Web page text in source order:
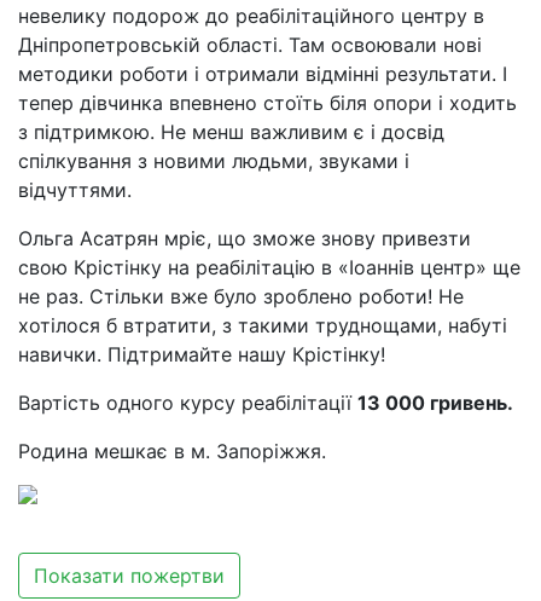
невелику подорож до реабілітаційного центру в
Дніпропетровській області. Там освоювали нові
методики роботи і отримали відмінні результати. І
тепер дівчинка впевнено стоїть біля опори і ходить
з підтримкою. Не менш важливим є і досвід
спілкування з новими людьми, звуками і
відчуттями.
Ольга Асатрян мріє, що зможе знову привезти
свою Крістінку на реабілітацію в «Іоаннів центр» ще
не раз. Стільки вже було зроблено роботи! Не
хотілося б втратити, з такими труднощами, набуті
навички. Підтримайте нашу Крістінку!
Вартість одного курсу реабілітації 13 000 гривень.
Родина мешкає в м. Запоріжжя.
Показати пожертви